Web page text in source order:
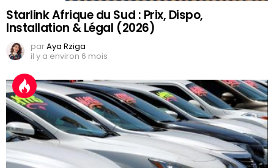
Starlink Afrique du Sud : Prix, Dispo,
Installation & Légal (2026)
parAya Rziga
il y a environ 6 mois